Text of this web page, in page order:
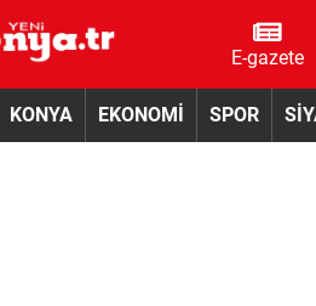
E-gazete
KONYA EKONOMİ SPOR